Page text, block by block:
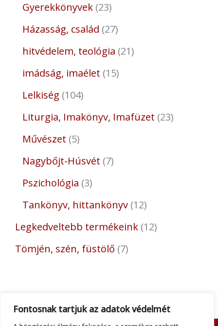
Fontosnak tartjuk az adatok védelmét
Gyerekkönyvek 23
Házasság, család 27
hitvédelem, teológia 21
imádság, imaélet 15
Lelkiség 104
Liturgia, Imakönyv, Imafüzet 23
Művészet 5
Nagybőjt-Húsvét 7
Pszichológia 3
Tankönyv, hittankönyv 12
Legkedveltebb termékeink 12
Tömjén, szén, füstölő 7